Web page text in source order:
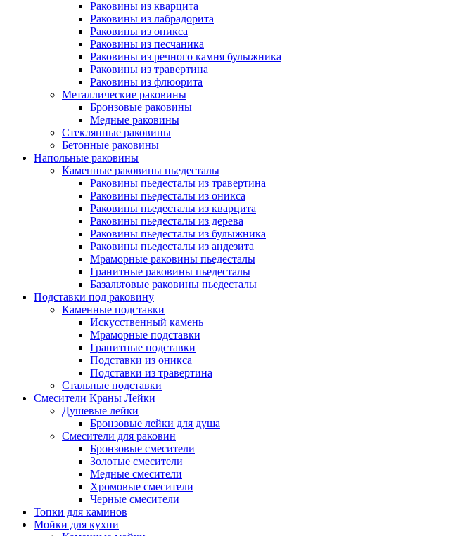
Раковины из кварцита
Раковины из лабрадорита
Раковины из оникса
Раковины из песчаника
Раковины из речного камня булыжника
Раковины из травертина
Раковины из флюорита
Металлические раковины
Бронзовые раковины
Медные раковины
Стеклянные раковины
Бетонные раковины
Напольные раковины
Каменные раковины пьедесталы
Раковины пьедесталы из травертина
Раковины пьедесталы из оникса
Раковины пьедесталы из кварцита
Раковины пьедесталы из дерева
Раковины пьедесталы из булыжника
Раковины пьедесталы из андезита
Мраморные раковины пьедесталы
Гранитные раковины пьедесталы
Базальтовые раковины пьедесталы
Подставки под раковину
Каменные подставки
Искусственный камень
Мраморные подставки
Гранитные подставки
Подставки из оникса
Подставки из травертина
Стальные подставки
Смесители Краны Лейки
Душевые лейки
Бронзовые лейки для душа
Смесители для раковин
Бронзовые смесители
Золотые смесители
Медные смесители
Хромовые смесители
Черные смесители
Топки для каминов
Мойки для кухни